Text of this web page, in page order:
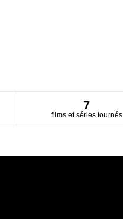
7
films et séries tournés